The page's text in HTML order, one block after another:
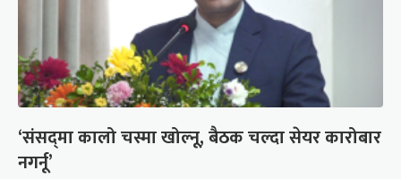
‘संसद्‍मा कालो चस्मा खोल्नू, बैठक चल्दा सेयर कारोबार
नगर्नू’